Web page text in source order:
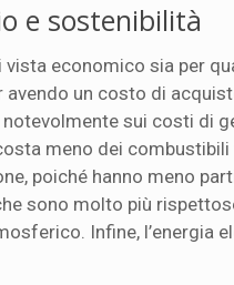
e sostenibilità
economico sia per
avendo un costo di
sui costi di
meno dei
poiché hanno meno
sono molto più
Infine, l’energia